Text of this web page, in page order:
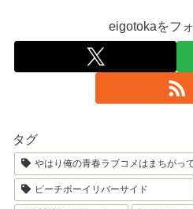
eigotokaをフ
タグ
やはり俺の青春ラブコメはまちがって
ピーチボーイリバーサイド